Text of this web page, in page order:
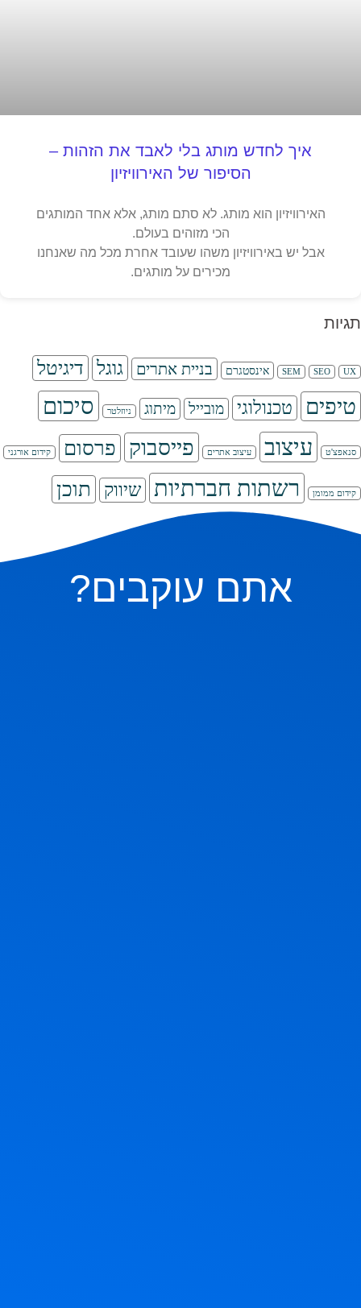
איך לחדש מותג בלי לאבד את הזהות –
הסיפור של האירוויזיון
האירוויזיון הוא מותג. לא סתם מותג, אלא אחד המותגים
הכי מזוהים בעולם.
אבל יש באירוויזיון משהו שעובד אחרת מכל מה שאנחנו
מכירים על מותגים.
תגיות
SEM SEO UX אינסטגרם בניית אתרים גוגל דיגיטל
טיפים טכנולוגי מובייל מיתוג ניוזלטר סיכום
סנאפצ'ט עיצוב עיצוב אתרים פייסבוק פרסום קידום אורגני
קידום ממומן רשתות חברתיות שיווק תוכן
אתם עוקבים?